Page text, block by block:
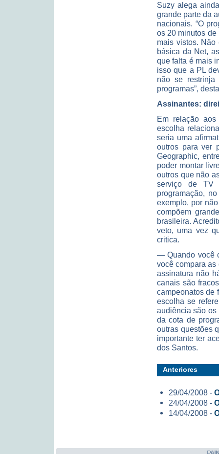
Suzy alega
grande parte da
nacionais. “O
os 20 minutos
mais vistos.
básica da Net,
que falta é mais
isso que a PL
não se restrinja
programas”,
Assinantes:
Em relação
escolha
seria uma
outros para ver
Geographic,
poder montar
outros que não
serviço de TV
programação,
exemplo, por
compõem
brasileira.
veto, uma vez
critica.
— Quando você
você compara
assinatura não
canais são
campeonatos de
escolha se
audiência são os
da cota de
outras questões
importante ter
dos Santos.
Anteriores
29/04/2008 -
24/04/2008 -
14/04/2008 -